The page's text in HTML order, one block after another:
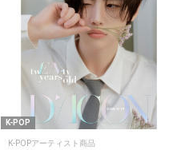
K-POP
K-POPアーティスト商品